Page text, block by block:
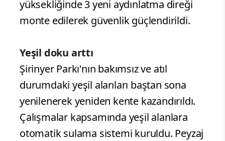
yüksekliğinde 3 yeni aydınlatma direği
monte edilerek güvenlik güçlendirildi.
Yeşil doku arttı
Şirinyer Parkı'nın bakımsız ve atıl
durumdaki yeşil alanları baştan sona
yenilenerek yeniden kente kazandırıldı.
Çalışmalar kapsamında yeşil alanlara
otomatik sulama sistemi kuruldu. Peyzaj